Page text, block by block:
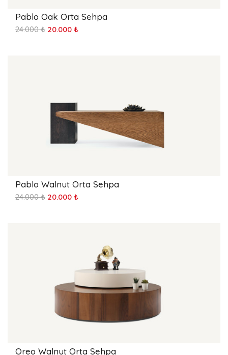
Pablo Oak Orta Sehpa
24.000 ₺ 20.000 ₺
Pablo Walnut Orta Sehpa
24.000 ₺ 20.000 ₺
Oreo Walnut Orta Sehpa